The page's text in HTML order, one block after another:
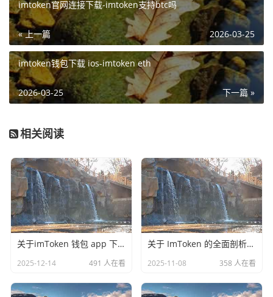
imtoken官网连接下载-imtoken支持btc吗
« 上一篇 2026-03-25
imtoken钱包下载 ios-imtoken eth
下一篇 »
2026-03-25
相关阅读
关于imToken 钱包 app 下载安的探讨
2025-12-14 491 人在看
关于 ImToken 的全面剖析：imtoken下载安装教程.下载官网app.官网.官方正版.cc
2025-11-08 358 人在看